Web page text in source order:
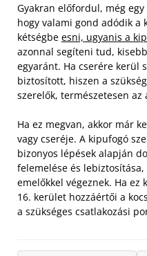
Gyakran előfordul, még
hogy valami gond adódik a
kétségbe esni, ugyanis a
azonnal segíteni tud,
egyaránt. Ha cserére kerül
biztosított, hiszen a
szerelők, természetesen
Ha ez megvan, akkor már
vagy cseréje. A kipufogó
bizonyos lépések alapján
felemelése és
emelőkkel végeznek. Ha ez
16. kerület hozzáértői a
a szükséges csatlakozási